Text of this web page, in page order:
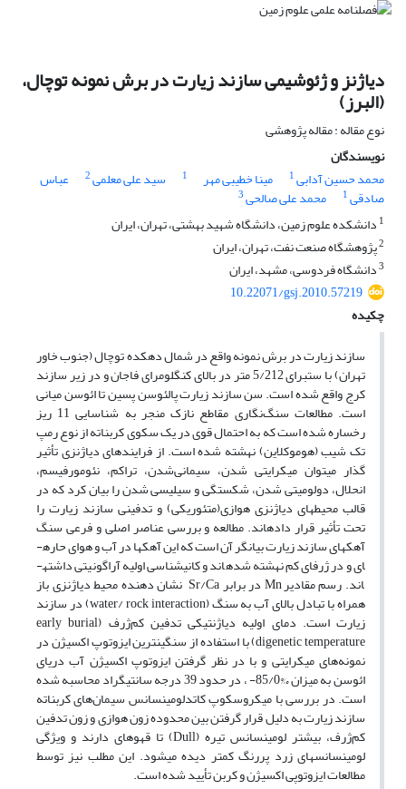
دیاژنز و ژئوشیمی سازند زیارت در برش نمونه توچال،
(البرز)
نوع مقاله : مقاله پژوهشی
نویسندگان
محمد حسین آدابی1 مینا خطیبی مهر 1 سید علی معلمی2 عباس
صادقی1 محمد علی صالحی3
1 دانشکده علوم زمین، دانشگاه شهید بهشتی، تهران، ایران
2پژوهشگاه صنعت نفت، تهران، ایران
3دانشگاه فردوسی، مشهد، ایران
10.22071/gsj.2010.57219
چکیده
سازند زیارت در برش نمونه واقع در شمال دهکده توچال (جنوب خاور
تهران) با ستبرای 5/212 متر در بالای کنگلومرای فاجان و در زیر سازند
کرج واقع شده است. سن سازند زیارت پالئوسن پسین تا ائوسن میانی
است. مطالعات سنگ‌نگاری مقاطع نازک منجر به شناسایی 11 ریز
رخساره شده است که به احتمال قوی در یک سکوی کربناته از نوع رمپ
تک شیب (هوموکلاین) نهشته شده­ است. از فرایند­های دیاژنزی تأثیر
گذار می­توان میکرایتی شدن، سیمانی‌شدن، تراکم، نئومورفیسم،
انحلال، دولومیتی شدن، شکستگی و سیلیسی شدن را بیان کرد که در
قالب محیط­های دیاژنزی هوازی(متئوریکی) و تدفینی سازند زیارت را
تحت تأثیر قرار داده­اند. مطالعه و بررسی عناصر اصلی و فرعی سنگ
آهک­های سازند زیارت بیانگر آن است که این آهک­ها در آب و هوای حاره­
ای و در ژرفای کم نهشته شده­اند و کانی­شناسی اولیه آراگونیتی داشته­
اند. رسم مقادیر Mn در برابر Sr/Ca نشان دهنده محیط دیاژنزی باز
همراه با تبادل بالای آب به سنگ (water/ rock interaction) در سازند
زیارت است. دمای اولیه دیاژنتیکی تدفین کم‌ژرف (early burial
digenetic temperature) با استفاده از سنگین­ترین ایزوتوپ اکسیژن در
نمونه‌های میکرایتی و با در نظر گرفتن ایزوتوپ اکسیژن آب دریای
ائوسن به میزان ‰85/0- ، در حدود 39 درجه سانتی­گراد محاسبه شده
است. در بررسی با میکروسکوپ کاتدلومینسانس سیمان‌های کربناته
سازند زیارت به دلیل قرار گرفتن بین محدوده زون هوازی و زون تدفین
کم‌ژرف، بیشتر لومینسانس تیره (Dull) تا قهوه­ای دارند و ویژگی
لومینسانس­های زرد پررنگ کمتر دیده می­شود. این مطلب نیز توسط
مطالعات ایزوتوپی اکسیژن و کربن تأیید شده است.